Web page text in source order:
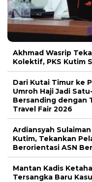
Akhmad Wasrip
Kolektif, PKS Kutim
Dari Kutai Timur ke
Umroh Haji Jadi
Bersanding dengan
Travel Fair 2026
Ardiansyah
Kutim, Tekankan
Berorientasi ASN
Mantan Kadis
Tersangka Baru